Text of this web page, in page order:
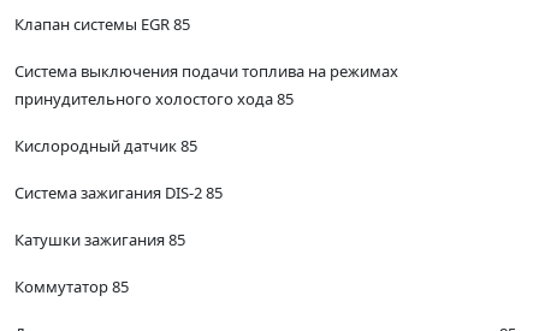
Клапан системы EGR 85
Система выключения подачи топлива на режимах
принудительного холостого хода 85
Кислородный датчик 85
Система зажигания DIS-2 85
Катушки зажигания 85
Коммутатор 85